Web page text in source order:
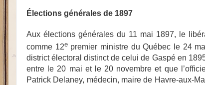
Élections générales de 1897
Aux élections générales du 11 mai 1897, le
comme 12epremier ministre du Québec le 24
district électoral distinct de celui de Gaspé en
entre le 20 mai et le 20 novembre et que
Patrick Delaney, médecin, maire de Havre-aux-